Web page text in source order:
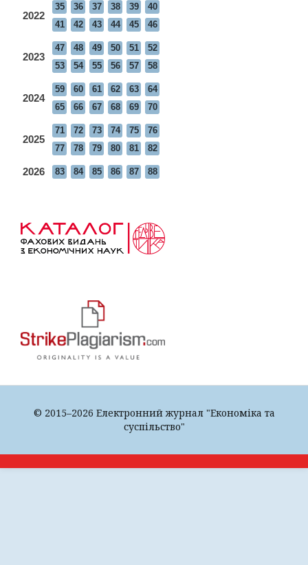
2022
35 36 37 38 39
40
41
42 43 44 45 46
2023
47 48 49 50 51
52
53
54 55 56 57 58
2024
59 60 61 62 63
64
65
66 67 68 69 70
2025
71 72 73 74 75
76
77
78 79 80 81 82
2026 83 84 85 86 87 88
© 2015–2026 Електронний журнал "Економіка та
суспільство"